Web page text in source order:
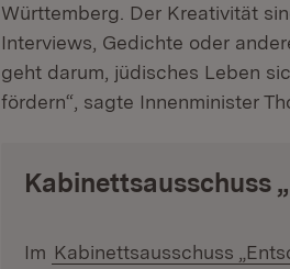
Württemberg. Der Kreativität
Interviews, Gedichte oder
geht darum, jüdisches Leben
fördern“, sagte Innenminister
Kabinettsausschuss
Im Kabinettsausschuss